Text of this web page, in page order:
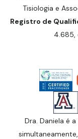
Tisiologia e
Registro de
4.685,
Dra. Daniela é a